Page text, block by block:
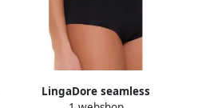
LingaDore seamless